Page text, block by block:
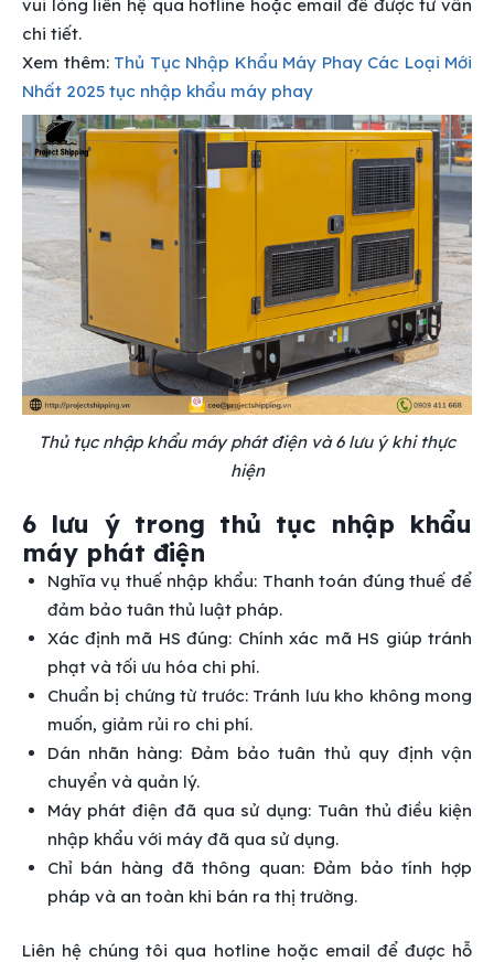
vui lòng liên hệ qua hotline hoặc email để được tư vấn
chi tiết.
Xem thêm: Thủ Tục Nhập Khẩu Máy Phay Các Loại Mới
Nhất 2025 tục nhập khẩu máy phay
Thủ tục nhập khẩu máy phát điện và 6 lưu ý khi thực
hiện
6 lưu ý trong thủ tục nhập khẩu
máy phát điện
Nghĩa vụ thuế nhập khẩu: Thanh toán đúng thuế để
đảm bảo tuân thủ luật pháp.
Xác định mã HS đúng: Chính xác mã HS giúp tránh
phạt và tối ưu hóa chi phí.
Chuẩn bị chứng từ trước: Tránh lưu kho không mong
muốn, giảm rủi ro chi phí.
Dán nhãn hàng: Đảm bảo tuân thủ quy định vận
chuyển và quản lý.
Máy phát điện đã qua sử dụng: Tuân thủ điều kiện
nhập khẩu với máy đã qua sử dụng.
Chỉ bán hàng đã thông quan: Đảm bảo tính hợp
pháp và an toàn khi bán ra thị trường.
Liên hệ chúng tôi qua hotline hoặc email để được hỗ